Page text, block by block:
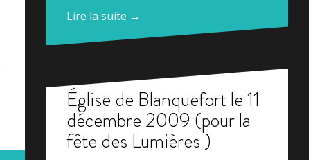
Lire la suite →
Église de Blanquefort le 11
décembre 2009 (pour la
fête des Lumières )